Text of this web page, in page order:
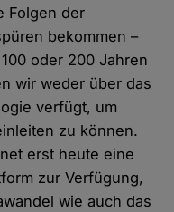
Folgen der
bekommen –
oder 200 Jahren
wir weder über das
verfügt, um
zu können.
erst heute eine
zur Verfügung,
wie auch das